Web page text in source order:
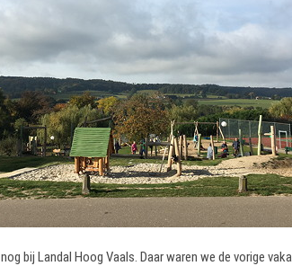
bij Landal Hoog Vaals. Daar waren we de vorige